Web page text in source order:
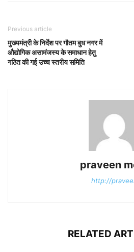
Previous article
मुख्यमंत्री के निर्देश पर गौतम बुध नगर में
औद्योगिक असामंजस्य के समाधान हेतु
गठित की गई उच्च स्तरीय समिति
praveen
http://
RELATED